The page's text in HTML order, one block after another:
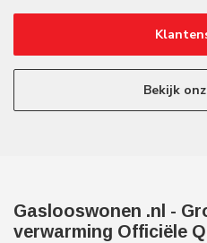
Bekijk
Gaslooswonen .nl -
verwarming Officiële